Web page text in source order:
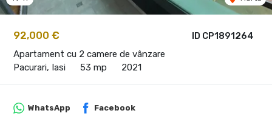
ID CP1891264
92,000 €
Apartament cu 2 camere de vânzare
Pacurari, Iasi
53 mp 2021
WhatsApp Facebook